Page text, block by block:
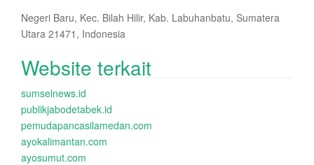
Negeri Baru, Kec. Bilah Hilir, Kab. Labuhanbatu, Sumatera
Utara 21471, Indonesia
Website terkait
sumselnews.id
publikjabodetabek.id
pemudapancasilamedan.com
ayokalimantan.com
ayosumut.com